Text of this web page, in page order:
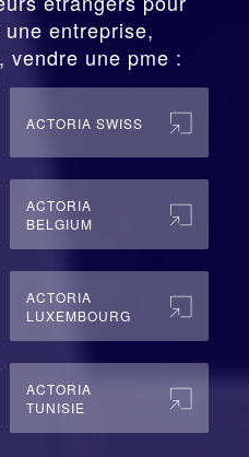
entreprise,
vendre une pme :
ACTORIA SWISS
ACTORIA
BELGIUM
ACTORIA
LUXEMBOURG
ACTORIA
TUNISIE